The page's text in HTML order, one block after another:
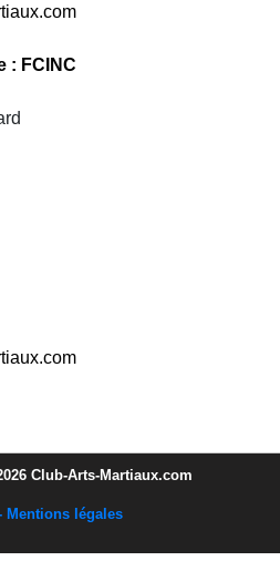
: FCINC
Club-Arts-Martiaux.com
Mentions légales